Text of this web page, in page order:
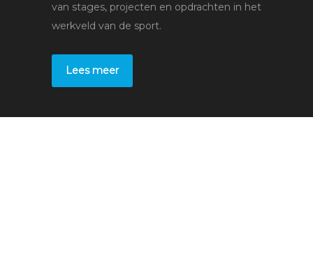
van stages, projecten en opdrachten in het
werkveld van de sport.
Lees meer